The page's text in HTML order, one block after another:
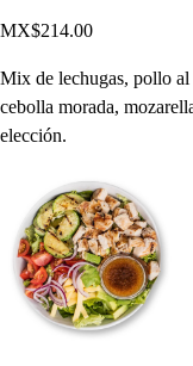
MX$214.00
Mix de lechugas, pollo al
cebolla morada,
elección.